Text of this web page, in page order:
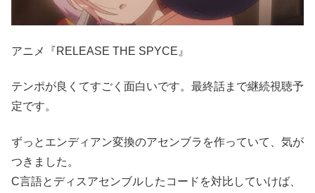
アニメ『RELEASE THE SPYCE』
テンポが良くてすごく面白いです。最終話まで継続視聴予
定です。
ずっとエンディアン変換のアセンブラを作っていて、気が
つきました。
C言語とディスアセンブルしたコードを対比していけば、